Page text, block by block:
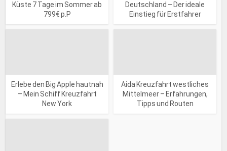
Küste 7 Tage im Sommer ab
799€ p.P
Deutschland – Der ideale
Einstieg für Erstfahrer
Erlebe den Big Apple hautnah
– Mein Schiff Kreuzfahrt
New York
Aida Kreuzfahrt westliches
Mittelmeer – Erfahrungen,
Tipps und Routen